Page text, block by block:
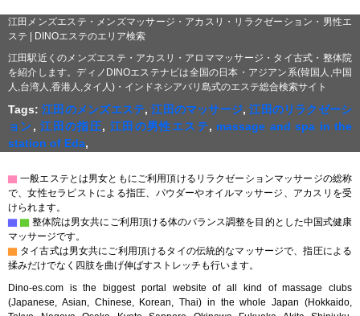
江田メンズエステ・メンズマッサージ・アカスリ・リラクゼーション・男性エ
ステ | DINOエステのエリア検索
江田駅近くのメンズエステ・アカスリ・アロママッサージ・タイ古式・整体院
を紹介します。ディノDINOエステナビは全国の日本・アジアン系(韓国人,中国
人,台湾人,香港人,タイ人)・インドネシアバリ島式のエステ総合検索サイト
Tags:江田のメンズエステ,江田のマッサージ,江田のリラクゼーシ
ョン,江田の指圧, 江田の男性エステ, massage and spa in the
station of Eda,
▇ 一般エステとは男女ともにご利用頂けるリラクゼーションマッサージの総称
で、女性セラピストによる指圧、パウダーやオイルマッサージ、アカスリを受
けられます。
▇ ▇ 整体院は男女共にご利用頂ける体のバランス調整を目的とした中国式健康
マッサージです。
▇ タイ古式は男女共にご利用頂けるタイの伝統的なマッサージで、指圧による
揉みだけでなく四肢を曲げ伸ばすストレッチも行います。
Dino-es.com is the biggest portal website of all kind of massage clubs
(Japanese, Asian, Chinese, Korean, Thai) in the whole Japan (Hokkaido,